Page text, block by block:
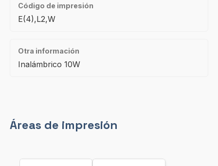
Código de impresión
E(4),L2,W
Otra información
Inalámbrico 10W
Áreas de impresión